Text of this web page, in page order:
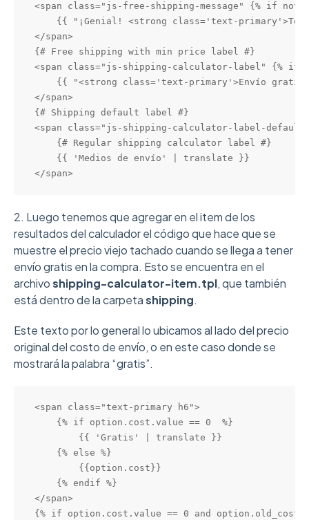
<span class="js-free-shipping-message" {% if not
{{ "¡Genial! <strong class='text-
</span>
{# Free shipping with min price label #}
<span class="js-shipping-calculator-label" {% if
{{ "<strong class='text-primary'>Envío
</span>
{# Shipping default label #}
<span class="js-shipping-calculator-label-
    {# Regular shipping calculator label #}
    {{ 'Medios de envío' | translate }}
</span>
2. Luego tenemos que agregar en el item de los
resultados del calculador el código que hace que se
muestre el precio viejo tachado cuando se llega a tener
envío gratis en la compra. Esto se encuentra en el
archivoshipping-calculator-item.tpl, que también
está dentro de la carpetashipping.
Este texto por lo general lo ubicamos al lado del precio
original del costo de envío, o en este caso donde se
mostrará la palabra “gratis”.
<span class="text-primary h6">
    {% if option.cost.value == 0  %}
        {{ 'Gratis' | translate }}
    {% else %}
        {{option.cost}}
    {% endif %}
</span>
{% if option.cost.value == 0 and